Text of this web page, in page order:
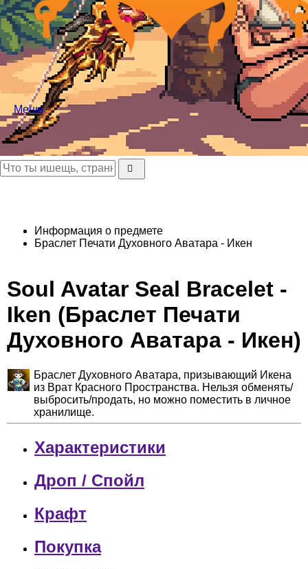
Меню
Информация о предмете
Браслет Печати Духовного Аватара - Икен
Soul Avatar Seal Bracelet -
Iken (Браслет Печати
Духовного Аватара - Икен)
Браслет Духовного Аватара, призывающий Икена
из Врат Красного Пространства. Нельзя обменять/
выбросить/продать, но можно поместить в личное
хранилище.
Характеристики
Дроп / Спойл
Крафт
Покупка